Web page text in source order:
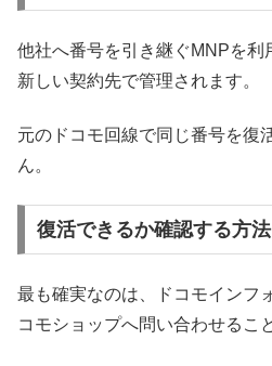
他社へ番号を引き継ぐMNPを利
新しい契約先で管理されます。
元のドコモ回線で同じ番号を復
ん。
復活できるか確認する方法
最も確実なのは、ドコモインフ
コモショップへ問い合わせるこ